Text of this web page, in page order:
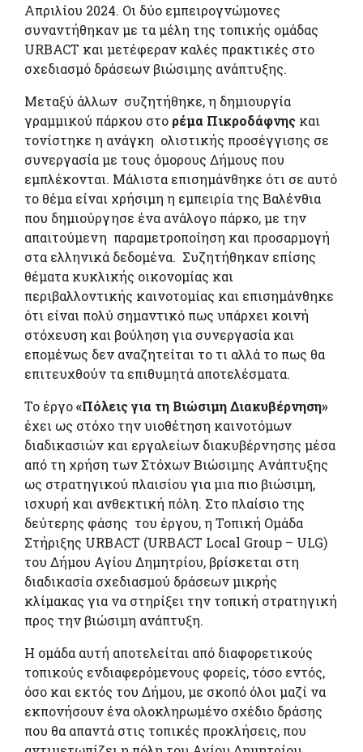
Απριλίου 2024. Οι δύο εμπειρογνώμονες
συναντήθηκαν με τα μέλη της τοπικής ομάδας
URBACT και μετέφεραν καλές πρακτικές στο
σχεδιασμό δράσεων βιώσιμης ανάπτυξης.
Μεταξύ άλλων συζητήθηκε, η δημιουργία
γραμμικού πάρκου στο ρέμα Πικροδάφνης και
τονίστηκε η ανάγκη ολιστικής προσέγγισης σε
συνεργασία με τους όμορους Δήμους που
εμπλέκονται. Μάλιστα επισημάνθηκε ότι σε αυτό
το θέμα είναι χρήσιμη η εμπειρία της Βαλένθια
που δημιούργησε ένα ανάλογο πάρκο, με την
απαιτούμενη παραμετροποίηση και προσαρμογή
στα ελληνικά δεδομένα. Συζητήθηκαν επίσης
θέματα κυκλικής οικονομίας και
περιβαλλοντικής καινοτομίας και επισημάνθηκε
ότι είναι πολύ σημαντικό πως υπάρχει κοινή
στόχευση και βούληση για συνεργασία και
επομένως δεν αναζητείται το τι αλλά το πως θα
επιτευχθούν τα επιθυμητά αποτελέσματα.
Το έργο«Πόλεις για τη Βιώσιμη Διακυβέρνηση»
έχει ως στόχο την υιοθέτηση καινοτόμων
διαδικασιών και εργαλείων διακυβέρνησης μέσα
από τη χρήση των Στόχων Βιώσιμης Ανάπτυξης
ως στρατηγικού πλαισίου για μια πιο βιώσιμη,
ισχυρή και ανθεκτική πόλη. Στο πλαίσιο της
δεύτερης φάσης του έργου, η Τοπική Ομάδα
Στήριξης URBACT (URBACT Local Group – ULG)
του Δήμου Αγίου Δημητρίου, βρίσκεται στη
διαδικασία σχεδιασμού δράσεων μικρής
κλίμακας για να στηρίξει την τοπική στρατηγική
προς την βιώσιμη ανάπτυξη.
Η ομάδα αυτή αποτελείται από διαφορετικούς
τοπικούς ενδιαφερόμενους φορείς, τόσο εντός,
όσο και εκτός του Δήμου, με σκοπό όλοι μαζί να
εκπονήσουν ένα ολοκληρωμένο σχέδιο δράσης
που θα απαντά στις τοπικές προκλήσεις, που